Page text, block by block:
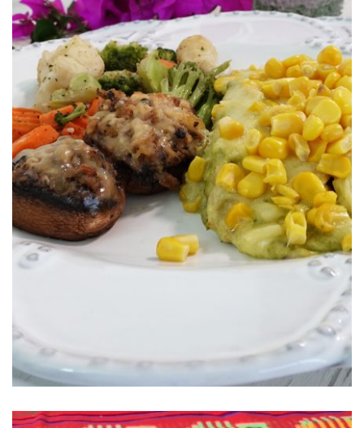
Crepas Poblanas S&W®